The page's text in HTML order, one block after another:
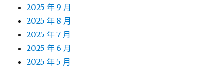
2025 年 9 月
2025 年 8 月
2025 年 7 月
2025 年 6 月
2025 年 5 月